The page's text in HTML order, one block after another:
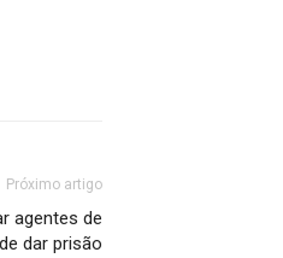
Próximo artigo
agentes de
dar prisão